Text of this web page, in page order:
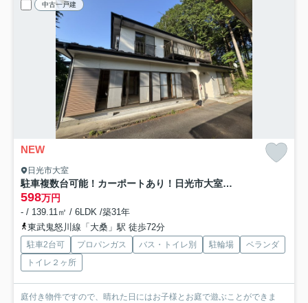
中古一戸建
NEW
日光市大室
駐車複数台可能！カーポートあり！日光市大室の中古戸建
598万円
- / 139.11㎡ / 6LDK /築31年
東武鬼怒川線「大桑」駅 徒歩72分
駐車2台可 プロパンガス バス・トイレ別 駐輪場
ベランダ
トイレ２ヶ所
庭付き物件ですので、晴れた日にはお子様とお庭で遊ぶことができま